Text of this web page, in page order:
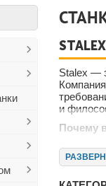
Stalex —
и
Почему
Stalex —